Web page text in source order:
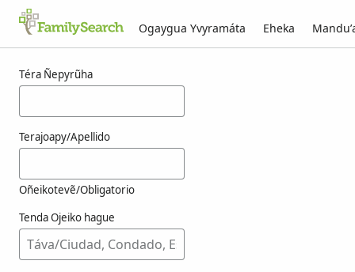
Ogaygua Yvyramáta Eheka
Téra Ñepyrũha
Terajoapy/Apellido
Oñeikotevẽ/Obligatorio
Tenda Ojeiko hague